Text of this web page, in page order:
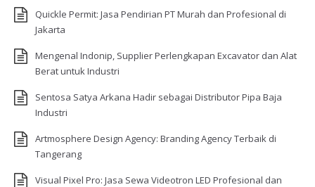
Quickle Permit: Jasa Pendirian PT Murah dan Profesional di
Jakarta
Mengenal Indonip, Supplier Perlengkapan Excavator dan Alat
Berat untuk Industri
Sentosa Satya Arkana Hadir sebagai Distributor Pipa Baja
Industri
Artmosphere Design Agency: Branding Agency Terbaik di
Tangerang
Visual Pixel Pro: Jasa Sewa Videotron LED Profesional dan